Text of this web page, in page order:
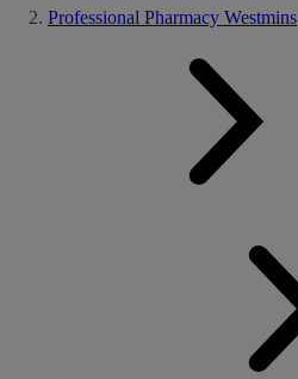
Professional Pharmacy Westmins